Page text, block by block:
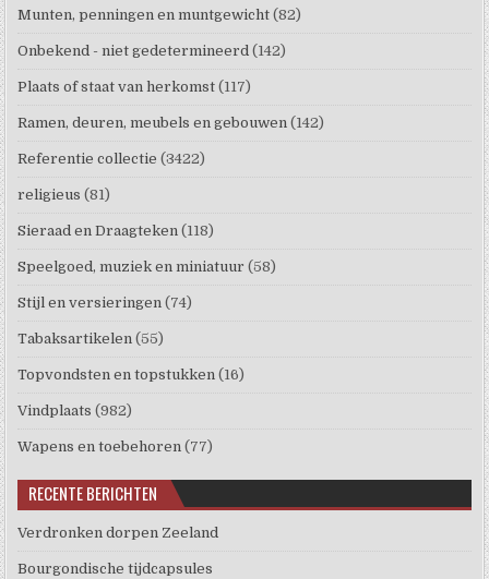
Munten, penningen en muntgewicht (82)
Onbekend - niet gedetermineerd (142)
Plaats of staat van herkomst (117)
Ramen, deuren, meubels en gebouwen (142)
Referentie collectie (3422)
religieus (81)
Sieraad en Draagteken (118)
Speelgoed, muziek en miniatuur (58)
Stijl en versieringen (74)
Tabaksartikelen (55)
Topvondsten en topstukken (16)
Vindplaats (982)
Wapens en toebehoren (77)
RECENTE BERICHTEN
Verdronken dorpen Zeeland
Bourgondische tijdcapsules